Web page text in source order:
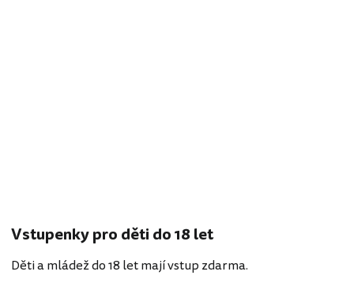
Vstupenky pro děti do 18 let
Děti a mládež do 18 let mají vstup zdarma.